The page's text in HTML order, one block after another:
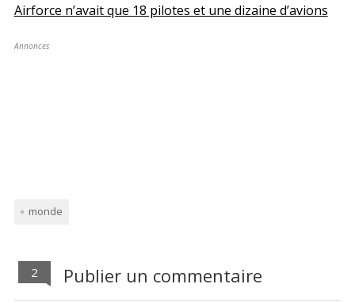
Airforce n’avait que 18 pilotes et une dizaine d’avions
Annonces
monde
2 Publier un commentaire